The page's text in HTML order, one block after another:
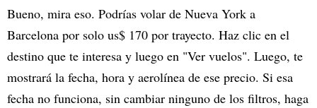
Bueno, mira eso. Podrías volar de Nueva York a
Barcelona por solo us$ 170 por trayecto. Haz clic en el
destino que te interesa y luego en "Ver vuelos". Luego, te
mostrará la fecha, hora y aerolínea de ese precio. Si esa
fecha no funciona, sin cambiar ninguno de los filtros, haga